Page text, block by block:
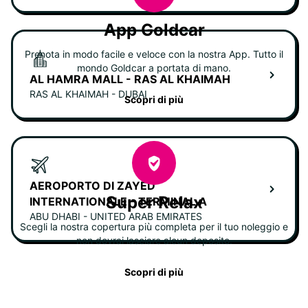
AL HAMRA MALL - RAS AL KHAIMAH
RAS AL KHAIMAH - DUBAI
AEROPORTO DI ZAYED
INTERNATIONALE - TERMINAL A
ABU DHABI - UNITED ARAB EMIRATES
App Goldcar
Prenota in modo facile e veloce con la nostra App. Tutto il
mondo Goldcar a portata di mano.
Scopri di più
Super Relax
Scegli la nostra copertura più completa per il tuo noleggio e
non dovrai lasciare alcun deposito.
Scopri di più